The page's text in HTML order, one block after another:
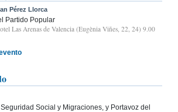
Pérez Llorca
Partido Popular
Las Arenas de Valencia (Eugènia Viñes, 22, 24) 9.00
Social y Migraciones, y Portavoz del